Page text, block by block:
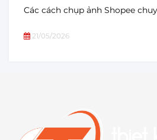
Các cách chụp ảnh Shopee
21/05/2026